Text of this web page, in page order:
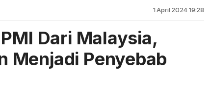
1 April 2024 19:28
Dari Malaysia,
Menjadi Penyebab